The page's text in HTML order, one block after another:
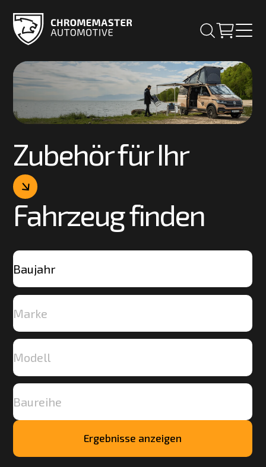
Zubehör für Ihr
Fahrzeug finden
Ergebnisse anzeigen